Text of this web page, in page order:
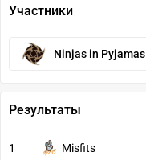
Участники
Ninjas in Pyjamas
Результаты
1 Misfits